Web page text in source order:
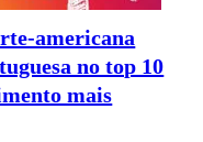
americana
no top 10
mais